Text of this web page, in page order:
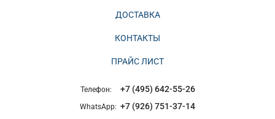
Телефон: +7 (495) 642-55-26
WhatsApp: +7 (926) 751-37-14
ДОСТАВКА
КОНТАКТЫ
ПРАЙС ЛИСТ